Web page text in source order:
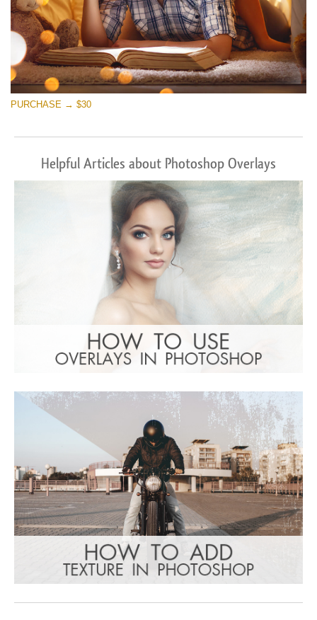
PURCHASE → $30
Helpful Articles about Photoshop Overlays